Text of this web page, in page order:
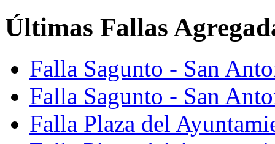
Últimas Fallas
Falla Sagunto - San
Falla Sagunto - San
Falla Plaza del